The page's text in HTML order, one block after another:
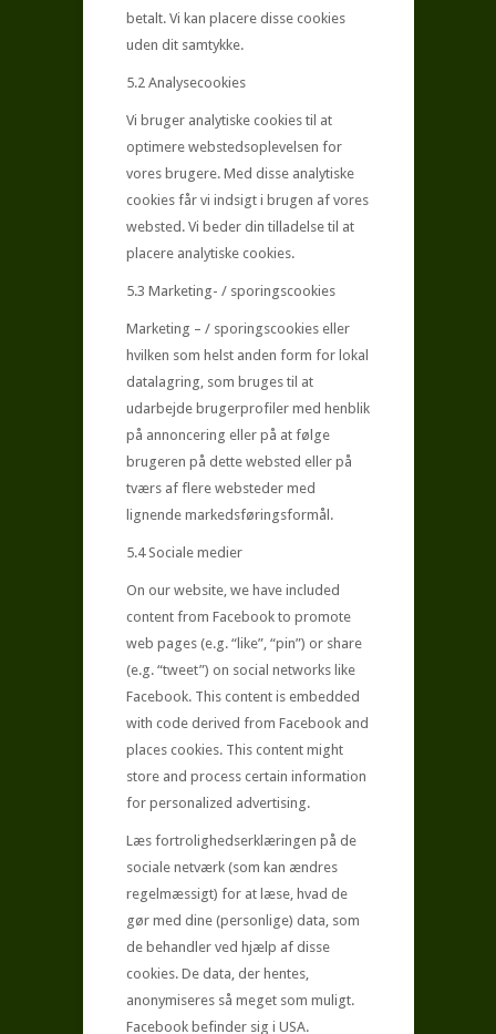
betalt. Vi kan placere disse cookies
uden dit samtykke.
5.2 Analysecookies
Vi bruger analytiske cookies til at
optimere webstedsoplevelsen for
vores brugere. Med disse analytiske
cookies får vi indsigt i brugen af ​​vores
websted. Vi beder din tilladelse til at
placere analytiske cookies.
5.3 Marketing- / sporingscookies
Marketing – / sporingscookies eller
hvilken som helst anden form for lokal
datalagring, som bruges til at
udarbejde brugerprofiler med henblik
på annoncering eller på at følge
brugeren på dette websted eller på
tværs af flere websteder med
lignende markedsføringsformål.
5.4 Sociale medier
On our website, we have included
content from Facebook to promote
web pages (e.g. “like”, “pin”) or share
(e.g. “tweet”) on social networks like
Facebook. This content is embedded
with code derived from Facebook and
places cookies. This content might
store and process certain information
for personalized advertising.
Læs fortrolighedserklæringen på de
sociale netværk (som kan ændres
regelmæssigt) for at læse, hvad de
gør med dine (personlige) data, som
de behandler ved hjælp af disse
cookies. De data, der hentes,
anonymiseres så meget som muligt.
Facebook befinder sig i USA.